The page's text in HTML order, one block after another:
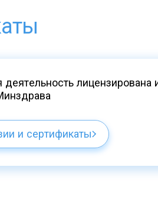
лицензирована
и сертификаты